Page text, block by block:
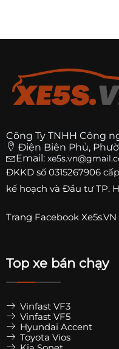
Công Ty TNHH Công
Điện Biên Phủ,
Email:
ĐKKD số 0315267906
kế hoạch và Đầu tư TP.
Trang Facebook Xe5s.VN
Top xe bán chạy
Vinfast VF3
Vinfast VF5
Hyundai Accent
Toyota Vios